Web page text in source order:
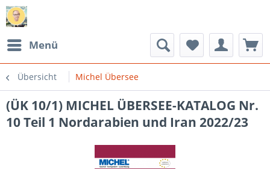
Menü
Übersicht Michel Übersee
(ÜK 10/1) MICHEL ÜBERSEE-KATALOG Nr.
10 Teil 1 Nordarabien und Iran 2022/23